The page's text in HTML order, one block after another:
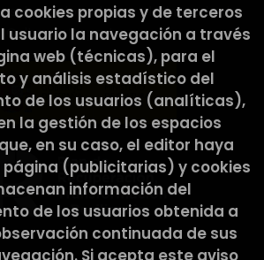
subvencionada por el Ministerio de
Cultura y Deporte.
cookies propias y de terceros
usuario la navegación a través
web (técnicas), para el
y análisis estadístico del
de los usuarios (analíticas),
la gestión de los espacios
en su caso, el editor haya
página (publicitarias) y cookies
información del
de los usuarios obtenida a
continuada de sus
Si acepta este aviso